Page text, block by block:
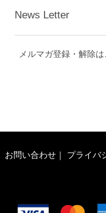
News Letter
メルマガ登録・解除は
お問い合わせ ｜ プライバ